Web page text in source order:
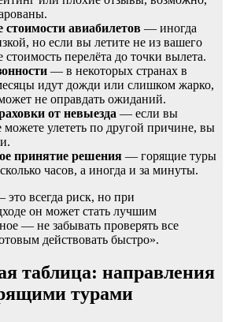
авиабилетов — иногда
но если вы летите не из вашего
стоимость перелёта до точки вылета.
— в некоторых странах в
идут дожди или слишком жарко,
не оправдать ожиданий.
от невыезда — если вы
можете улететь по другой причине, вы
принятие решения — горящие туры
часов, а иногда и за минуты.
всегда риск, но при
он может стать лучшим
— не забывать проверять все
действовать быстро».
таблица: направления
турами